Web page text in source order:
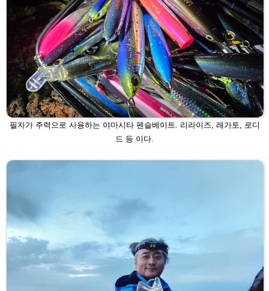
필자가 주력으로 사용하는 야마시타 펜슬베이트. 리라이즈, 레가토, 로디
드 등 이다.